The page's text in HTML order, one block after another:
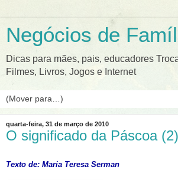
Negócios de
Dicas para mães, pais, educadores
Filmes, Livros, Jogos e Internet
quarta-feira, 31 de março de 2010
O significado da Páscoa (2)
Texto de: Maria Teresa Serman